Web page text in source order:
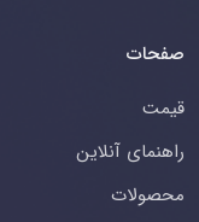
صفحات
قیمت
راهنمای آنلاین
محصولات